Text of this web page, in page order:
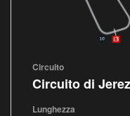
Circuito
Circuito di Jerez
Lunghezza